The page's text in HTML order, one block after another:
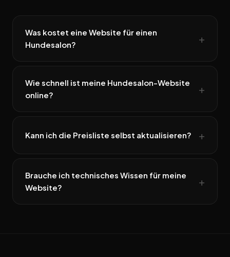
Was kostet eine Website für einen
Hundesalon?
Wie schnell ist meine Hundesalon-Website
online?
Kann ich die Preisliste selbst aktualisieren?
Brauche ich technisches Wissen für meine
Website?